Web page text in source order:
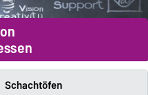
Schachtöfen